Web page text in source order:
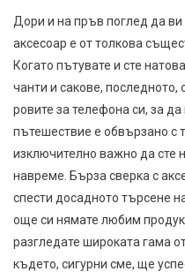
Дори и на пръв поглед да ви
аксесоар е от толкова
Когато пътувате и сте
чанти и сакове,
ровите за телефона си, за
пътешествие е обвързано с
изключително важно да сте
навреме. Бърза сверка с
спести досадното търсене
още си нямате любим
разгледате широката гама
където, сигурни сме, ще